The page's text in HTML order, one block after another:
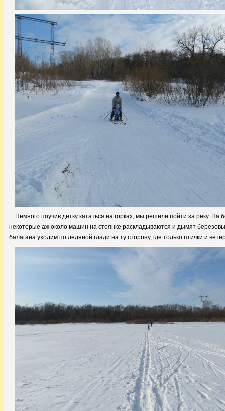
Немного поучив детку кататься на горках, мы решили пойти за реку. На
некоторые аж около машин на стоянке раскладываются и дымят
балагана уходим по ледяной глади на ту сторону, где только птички и